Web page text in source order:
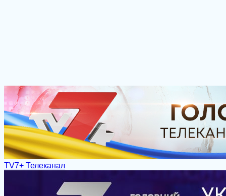
TV7+ Телеканал